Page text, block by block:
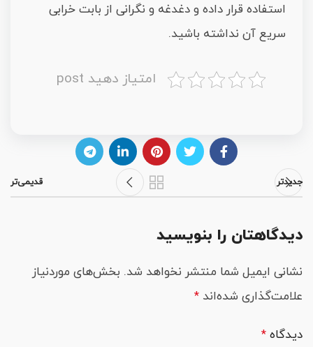
استفاده قرار داده و دغدغه و نگرانی از بابت خرابی
سریع آن نداشته باشید.
امتیاز دهید post
جدیدتر قدیمی‌تر
دیدگاهتان را بنویسید
نشانی ایمیل شما منتشر نخواهد شد. بخش‌های موردنیاز
علامت‌گذاری شده‌اند *
دیدگاه *